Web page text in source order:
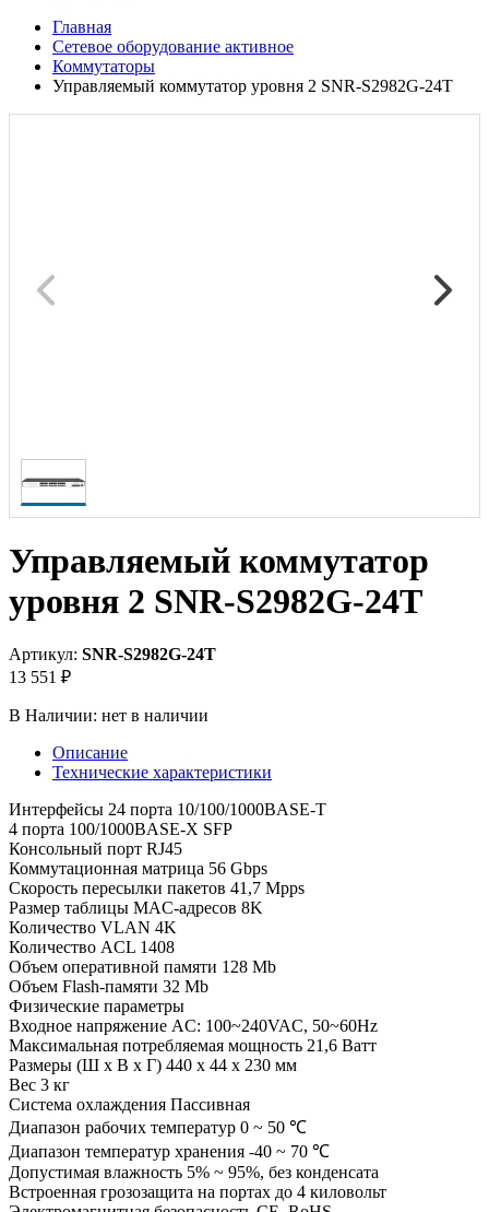
Главная
Сетевое оборудование активное
Коммутаторы
Управляемый коммутатор уровня 2 SNR-S2982G-24T
Управляемый коммутатор
уровня 2 SNR-S2982G-24T
Артикул: SNR-S2982G-24T
13 551 ₽
В Наличии: нет в наличии
Описание
Технические характеристики
Интерфейсы 24 порта 10/100/1000BASE-T
4 порта 100/1000BASE-X SFP
Консольный порт RJ45
Коммутационная матрица 56 Gbps
Скорость пересылки пакетов 41,7 Mpps
Размер таблицы MAC-адресов 8K
Количество VLAN 4K
Количество ACL 1408
Объем оперативной памяти 128 Mb
Объем Flash-памяти 32 Mb
Физические параметры
Входное напряжение AC: 100~240VAC, 50~60Hz
Максимальная потребляемая мощность 21,6 Ватт
Размеры (Ш х В х Г) 440 x 44 x 230 мм
Вес 3 кг
Система охлаждения Пассивная
Диапазон рабочих температур 0 ~ 50 ℃
Диапазон температур хранения -40 ~ 70 ℃
Допустимая влажность 5% ~ 95%, без конденсата
Встроенная грозозащита на портах до 4 киловольт